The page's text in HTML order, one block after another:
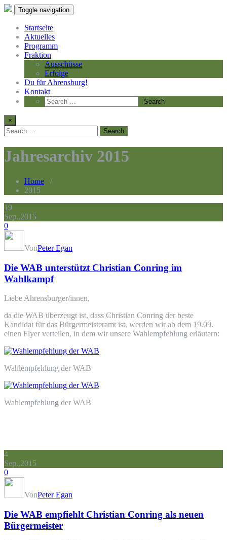
Toggle navigation
Startseite
Aktuelles
Programm
Fraktion
Ausschüsse
Erfolge
Du für Ahrensburg!
Kontakt
×
Jahresarchiv 2015
Home /
2015
19
Sep.,2015
0
VonPeter Egan
Die WAB unterstützt Christian Conring im
Wahlkampf
Liebe Ahrensburger/innen,
da die WAB überzeugt ist, dass Christian Conring der beste
Kandidat für das Bürgermeisteramt ist, werden wir ab dem 19.09.
einen Flyer verteilen, in dem wir unsere Wahlempfehlung erläutern:
Wahlempfehlung der WAB
Wahlempfehlung der WAB
4
Sep.,2015
0
VonPeter Egan
Die WAB empfiehlt Christian Conring als neuen
Bürgermeister